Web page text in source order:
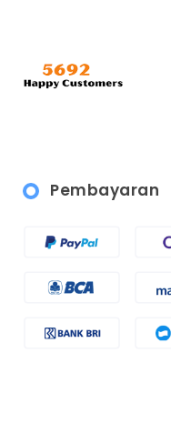
Pembayaran